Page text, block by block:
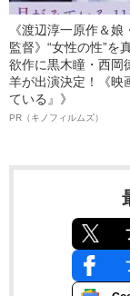
《渡辺淳一原作＆娘
監督》“女性の性”を
欲作に黒木瞳・西岡
羊が出演決定！《映
ている』》
PR（キノフィルムズ）